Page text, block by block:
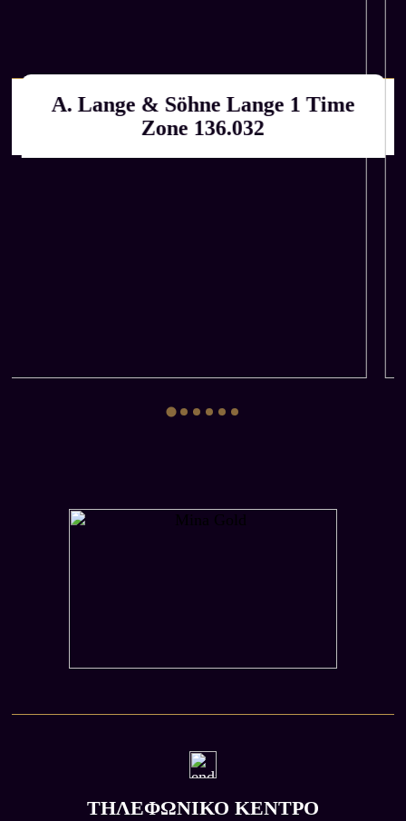
Αγοράζουμε εμείς
ΚΑΤΟΠΙΝ ΕΚΤΙΜΗΣΗΣ
A. Lange & Söhne Lange 1 Time
Zone 136.032
ΤΗΛΕΦΩΝΙΚΟ ΚΕΝΤΡΟ